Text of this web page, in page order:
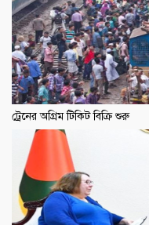
ট্রেনের অগ্রিম টিকিট বিক্রি শুরু